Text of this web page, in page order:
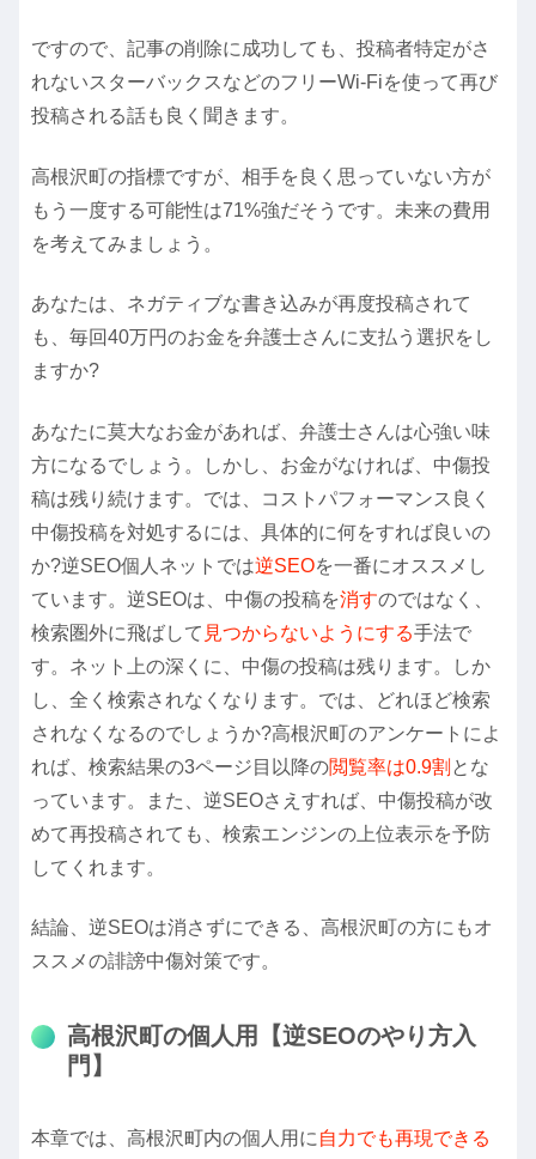
ですので、記事の削除に成功しても、投稿者特定がさ
れないスターバックスなどのフリーWi-Fiを使って再び
投稿される話も良く聞きます。
高根沢町の指標ですが、相手を良く思っていない方が
もう一度する可能性は71%強だそうです。未来の費用
を考えてみましょう。
あなたは、ネガティブな書き込みが再度投稿されて
も、毎回40万円のお金を弁護士さんに支払う選択をし
ますか?
あなたに莫大なお金があれば、弁護士さんは心強い味
方になるでしょう。しかし、お金がなければ、中傷投
稿は残り続けます。では、コストパフォーマンス良く
中傷投稿を対処するには、具体的に何をすれば良いの
か?逆SEO個人ネットでは逆SEOを一番にオススメし
ています。逆SEOは、中傷の投稿を消すのではなく、
検索圏外に飛ばして 見つからないようにする手法で
す。ネット上の深くに、中傷の投稿は残ります。しか
し、全く検索されなくなります。では、どれほど検索
されなくなるのでしょうか?高根沢町のアンケートによ
れば、検索結果の3ページ目以降の閲覧率は0.9割 とな
っています。また、逆SEOさえすれば、中傷投稿が改
めて再投稿されても、検索エンジンの上位表示を予防
してくれます。
結論、逆SEOは消さずにできる、高根沢町の方にもオ
ススメの誹謗中傷対策です。
高根沢町の個人用【逆SEOのやり方入
門】
本章では、高根沢町内の個人用に 自力でも再現できる